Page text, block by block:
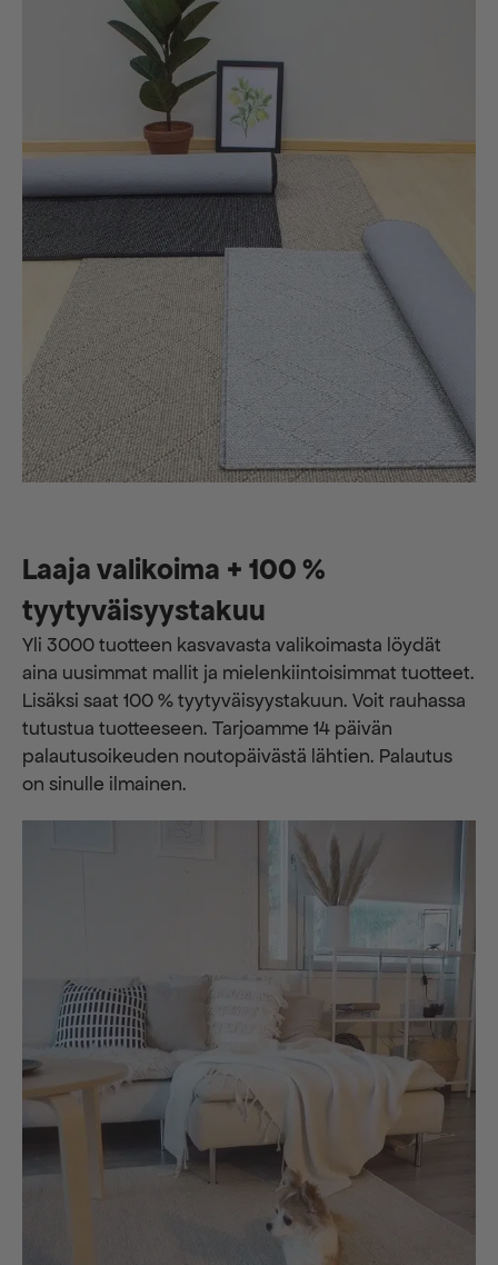
Laaja valikoima + 100 %
tyytyväisyystakuu
Yli 3000 tuotteen kasvavasta valikoimasta löydät
aina uusimmat mallit ja mielenkiintoisimmat tuotteet.
Lisäksi saat 100 % tyytyväisyystakuun. Voit rauhassa
tutustua tuotteeseen. Tarjoamme 14 päivän
palautusoikeuden noutopäivästä lähtien. Palautus
on sinulle ilmainen.